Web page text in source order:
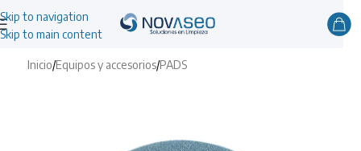
Skip to navigation
Skip to main content
Inicio/Equipos y accesorios/PADS